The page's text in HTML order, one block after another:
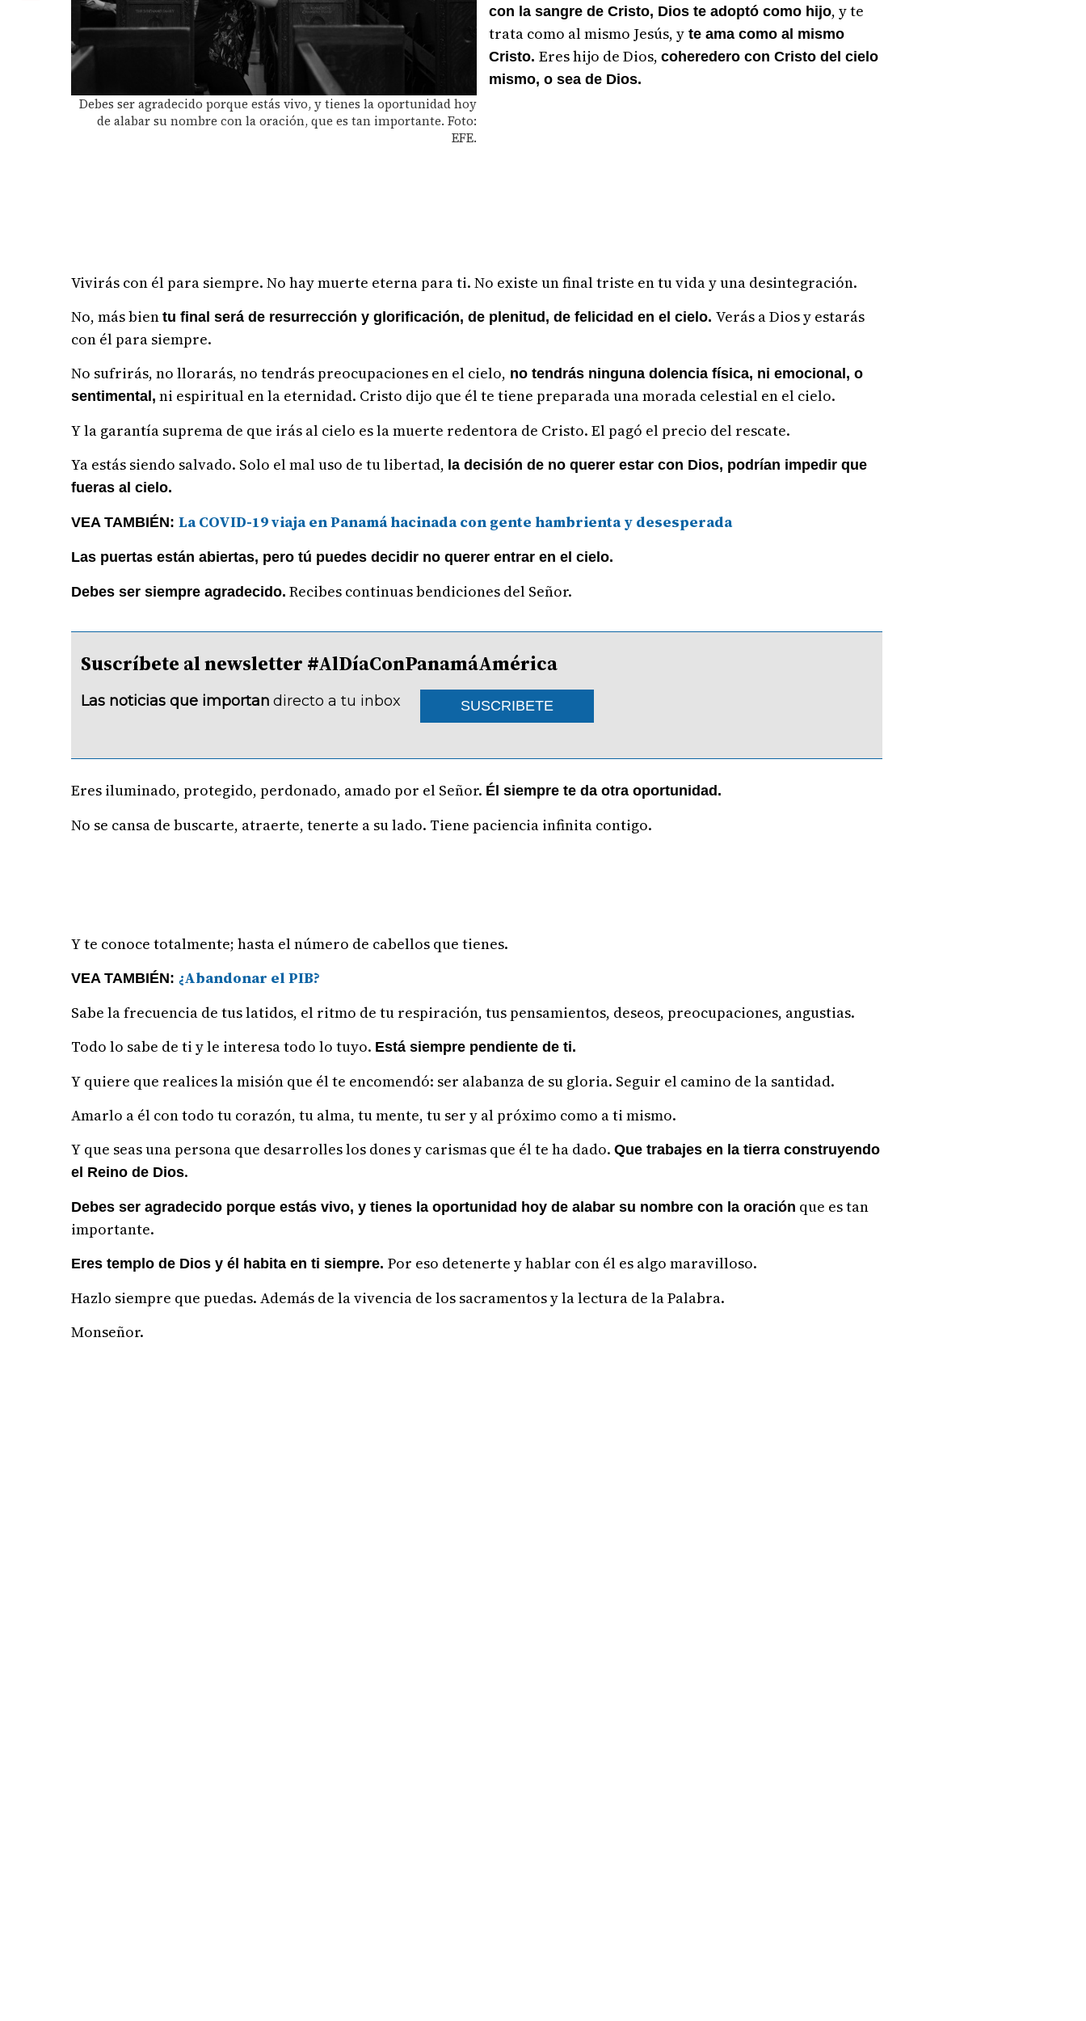
Debes ser agradecido porque estás vivo, y tienes la oportunidad hoy
de alabar su nombre con la oración, que es tan importante. Foto:
EFE.
con la sangre de Cristo, Dios te adoptó como hijo, y te
trata como al mismo Jesús, y te ama como al mismo
Cristo.Eres hijo de Dios,coheredero con Cristo del cielo
mismo, o sea de Dios.
Vivirás con él para siempre. No hay muerte eterna para ti. No existe un final triste en tu vida y una desintegración.
No, más bientu final será de resurrección y glorificación, de plenitud, de felicidad en el cielo.Verás a Dios y estarás
con él para siempre.
No sufrirás, no llorarás, no tendrás preocupaciones en el cielo, no tendrás ninguna dolencia física, ni emocional, o
sentimental, ni espiritual en la eternidad. Cristo dijo que él te tiene preparada una morada celestial en el cielo.
Y la garantía suprema de que irás al cielo es la muerte redentora de Cristo. El pagó el precio del rescate.
Ya estás siendo salvado. Solo el mal uso de tu libertad, la decisión de no querer estar con Dios, podrían impedir que
fueras al cielo.
VEA TAMBIÉN:La COVID-19 viaja en Panamá hacinada con gente hambrienta y desesperada
Las puertas están abiertas, pero tú puedes decidir no querer entrar en el cielo.
Debes ser siempre agradecido. Recibes continuas bendiciones del Señor.
Suscríbete al newsletter #AlDíaConPanamáAmérica
Las noticias que importan directo a tu inbox SUSCRIBETE
Eres iluminado, protegido, perdonado, amado por el Señor. Él siempre te da otra oportunidad.
No se cansa de buscarte, atraerte, tenerte a su lado. Tiene paciencia infinita contigo.
Y te conoce totalmente; hasta el número de cabellos que tienes.
VEA TAMBIÉN:¿Abandonar el PIB?
Sabe la frecuencia de tus latidos, el ritmo de tu respiración, tus pensamientos, deseos, preocupaciones, angustias.
Todo lo sabe de ti y le interesa todo lo tuyo. Está siempre pendiente de ti.
Y quiere que realices la misión que él te encomendó: ser alabanza de su gloria. Seguir el camino de la santidad.
Amarlo a él con todo tu corazón, tu alma, tu mente, tu ser y al próximo como a ti mismo.
Y que seas una persona que desarrolles los dones y carismas que él te ha dado.Que trabajes en la tierra construyendo
el Reino de Dios.
Debes ser agradecido porque estás vivo, y tienes la oportunidad hoy de alabar su nombre con la oración que es tan
importante.
Eres templo de Dios y él habita en ti siempre.Por eso detenerte y hablar con él es algo maravilloso.
Hazlo siempre que puedas. Además de la vivencia de los sacramentos y la lectura de la Palabra.
Monseñor.